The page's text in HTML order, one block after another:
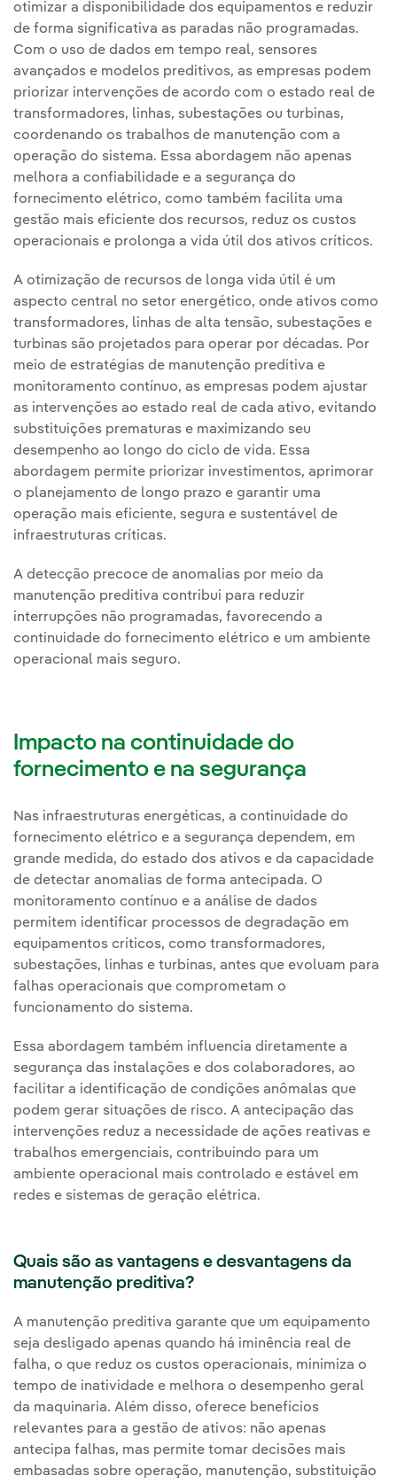
otimizar a disponibilidade dos equipamentos e reduzir
de forma significativa as paradas não programadas.
Com o uso de dados em tempo real, sensores
avançados e modelos preditivos, as empresas podem
priorizar intervenções de acordo com o estado real de
transformadores, linhas, subestações ou turbinas,
coordenando os trabalhos de manutenção com a
operação do sistema. Essa abordagem não apenas
melhora a confiabilidade e a segurança do
fornecimento elétrico, como também facilita uma
gestão mais eficiente dos recursos, reduz os custos
operacionais e prolonga a vida útil dos ativos críticos.
A otimização de recursos de longa vida útil é um
aspecto central no setor energético, onde ativos como
transformadores, linhas de alta tensão, subestações e
turbinas são projetados para operar por décadas. Por
meio de estratégias de manutenção preditiva e
monitoramento contínuo, as empresas podem ajustar
as intervenções ao estado real de cada ativo, evitando
substituições prematuras e maximizando seu
desempenho ao longo do ciclo de vida. Essa
abordagem permite priorizar investimentos, aprimorar
o planejamento de longo prazo e garantir uma
operação mais eficiente, segura e sustentável de
infraestruturas críticas.
A detecção precoce de anomalias por meio da
manutenção preditiva contribui para reduzir
interrupções não programadas, favorecendo a
continuidade do fornecimento elétrico e um ambiente
operacional mais seguro.
Impacto na continuidade do
fornecimento e na segurança
Nas infraestruturas energéticas, a continuidade do
fornecimento elétrico e a segurança dependem, em
grande medida, do estado dos ativos e da capacidade
de detectar anomalias de forma antecipada. O
monitoramento contínuo e a análise de dados
permitem identificar processos de degradação em
equipamentos críticos, como transformadores,
subestações, linhas e turbinas, antes que evoluam para
falhas operacionais que comprometam o
funcionamento do sistema.
Essa abordagem também influencia diretamente a
segurança das instalações e dos colaboradores, ao
facilitar a identificação de condições anômalas que
podem gerar situações de risco. A antecipação das
intervenções reduz a necessidade de ações reativas e
trabalhos emergenciais, contribuindo para um
ambiente operacional mais controlado e estável em
redes e sistemas de geração elétrica.
Quais são as vantagens e desvantagens da
manutenção preditiva?
A manutenção preditiva garante que um equipamento
seja desligado apenas quando há iminência real de
falha, o que reduz os custos operacionais, minimiza o
tempo de inatividade e melhora o desempenho geral
da maquinaria. Além disso, oferece benefícios
relevantes para a gestão de ativos: não apenas
antecipa falhas, mas permite tomar decisões mais
embasadas sobre operação, manutenção, substituição